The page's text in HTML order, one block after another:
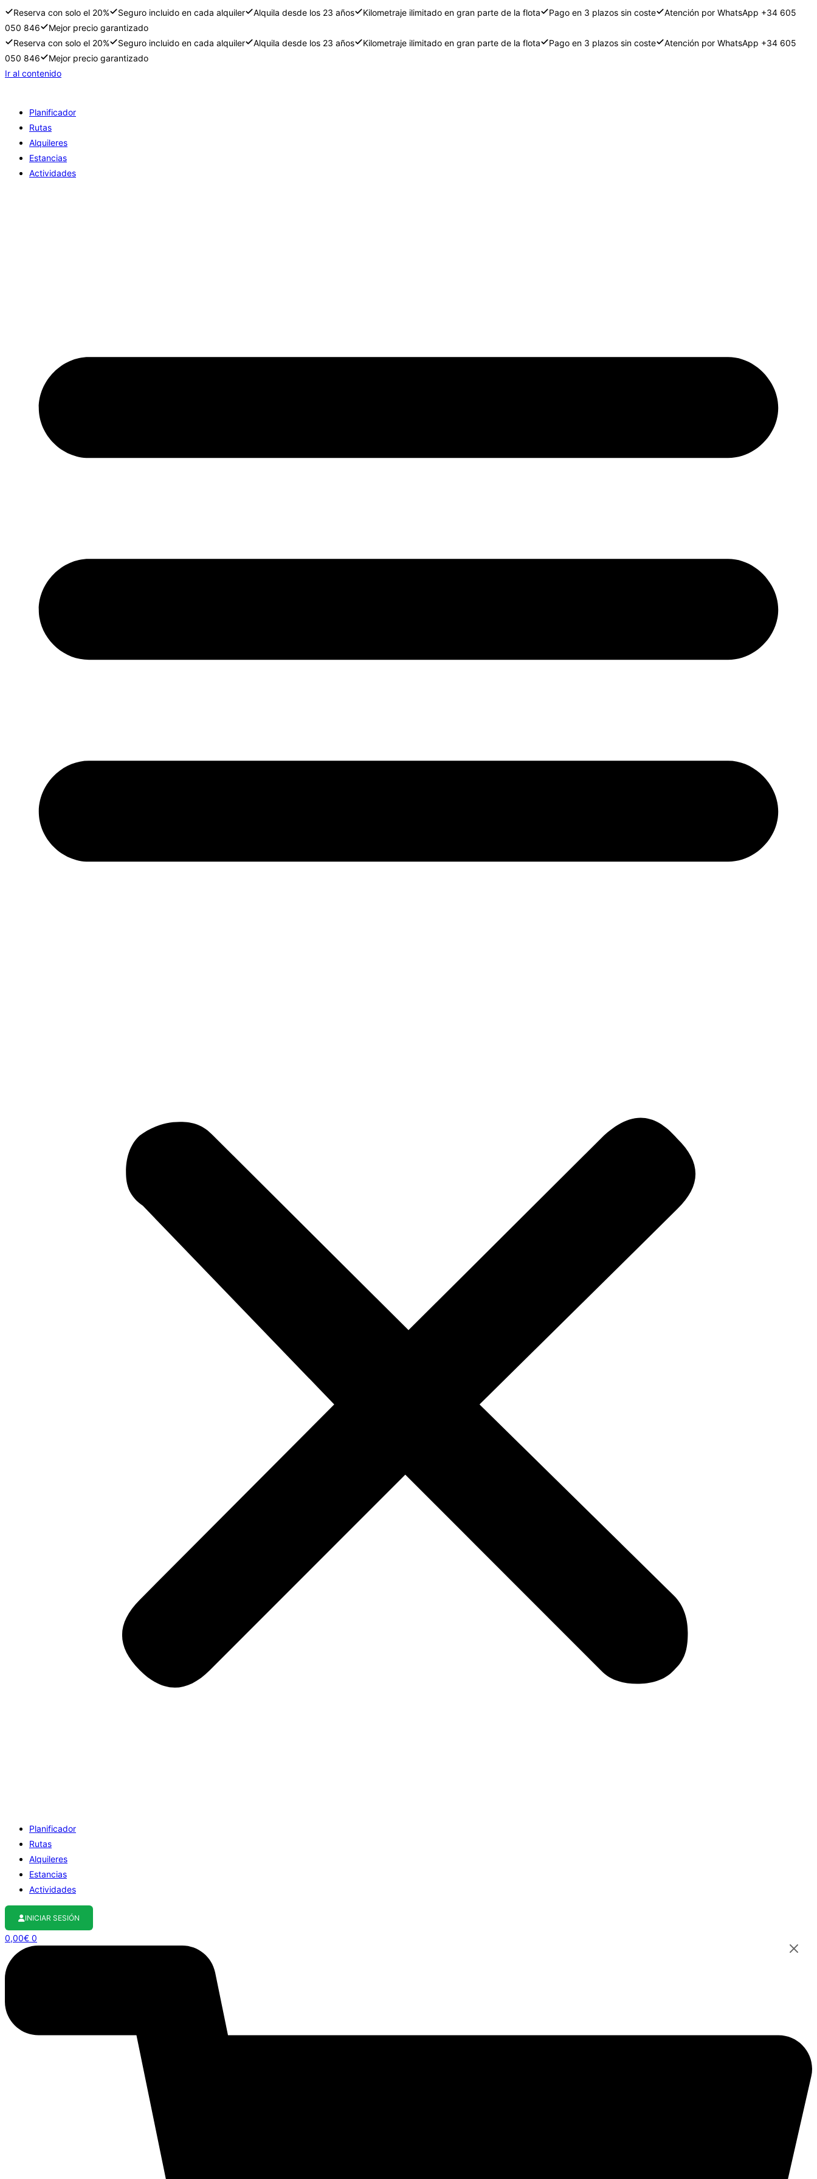
Reserva con solo el 20% Seguro incluido en cada alquiler Alquila desde los 23 años Kilometraje ilimitado en gran parte de la flota Pago en 3 plazos sin coste
Atención por WhatsApp +34 605
050 846
Mejor precio garantizado
Reserva con solo el 20%
Seguro incluido en cada alquiler Alquila desde los 23 años Kilometraje ilimitado en gran parte de la flota Pago en 3 plazos sin coste
Atención por WhatsApp +34 605
050 846
Mejor precio garantizado
Ir al contenido
Planificador
Rutas
Alquileres
Estancias
Actividades
Planificador
Rutas
Alquileres
Estancias
Actividades
INICIAR SESIÓN
0,00€ 0